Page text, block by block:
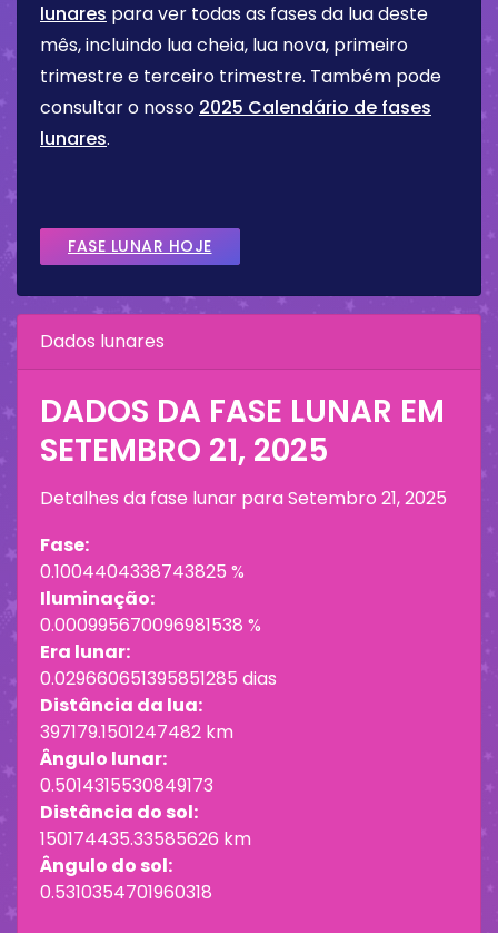
lunares para ver todas as fases da lua deste
mês, incluindo lua cheia, lua nova, primeiro
trimestre e terceiro trimestre. Também pode
consultar o nosso 2025 Calendário de fases
lunares.
FASE LUNAR HOJE
Dados lunares
DADOS DA FASE LUNAR EM
SETEMBRO 21, 2025
Detalhes da fase lunar paraSetembro 21, 2025
Fase:
0.1004404338743825 %
Iluminação:
0.000995670096981538 %
Era lunar:
0.029660651395851285 dias
Distância da lua:
397179.1501247482 km
Ângulo lunar:
0.5014315530849173
Distância do sol:
150174435.33585626 km
Ângulo do sol:
0.5310354701960318